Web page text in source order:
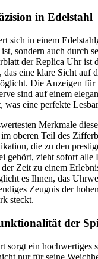
in Edelstahl
sich in einem
sondern auch durch
der Replica Uhr ist
das eine klare Sicht auf
Die Anzeigen für
sind auf einem
was eine perfekte
Merkmale
oberen Teil des
die zu den
gehört, zieht sofort alle
Zeit zu einem
es Ihnen, das
Zeugnis der
steckt.
der
sorgt ein hochwertiges
nur für seine